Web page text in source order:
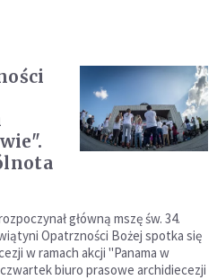
główną mszę św. 34.
Opatrzności Bożej spotka się
w ramach akcji "Panama w
biuro prasowe archidiecezji